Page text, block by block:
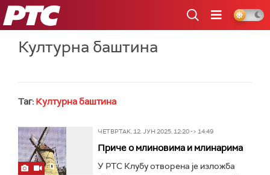
РТС
Културна баштина
Таг: Културна баштина
ЧЕТВРТАК, 12. ЈУН 2025, 12:20 -> 14:49
Приче о млиновима и млинарима
У РТС Клубу отворена је изложба